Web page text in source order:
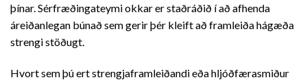
þínar. Sérfræðingateymi okkar er staðráðið í að afhenda
áreiðanlegan búnað sem gerir þér kleift að framleiða hágæða
strengi stöðugt.
Hvort sem þú ert strengjaframleiðandi eða hljóðfærasmiður